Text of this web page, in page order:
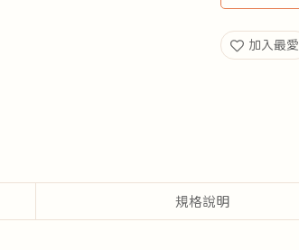
加入最愛
規格說明